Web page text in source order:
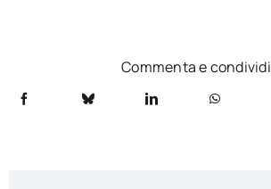
Commenta e condividi